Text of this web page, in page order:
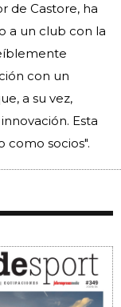
de Castore, ha
a un club con la
con un
a su vez,
Esta
como socios".